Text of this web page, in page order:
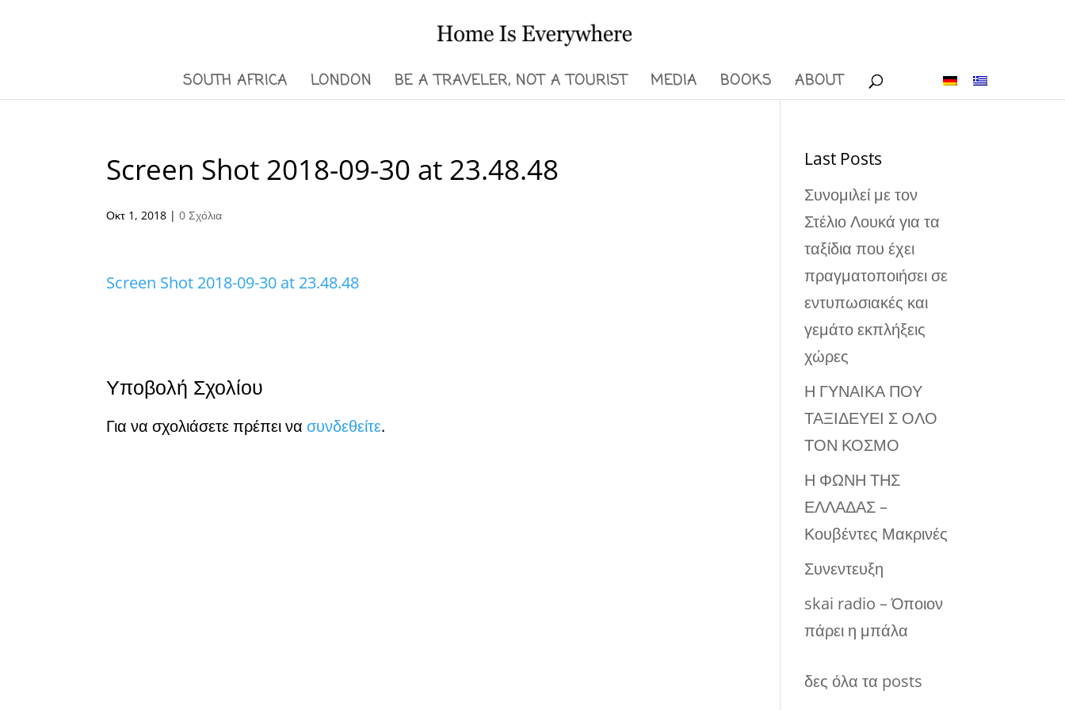
SOUTH AFRICA LONDON BE A TRAVELER, NOT A TOURIST MEDIA BOOKS ABOUT
Screen Shot 2018-09-30 at 23.48.48
Οκτ 1, 2018 |0 Σχόλια
Screen Shot 2018-09-30 at 23.48.48
Υποβολή Σχολίου
Για να σχολιάσετε πρέπει νασυνδεθείτε.
Last Posts
Συνομιλεί με τον
Στέλιο Λουκά για τα
ταξίδια που έχει
πραγματοποιήσει σε
εντυπωσιακές και
γεμάτο εκπλήξεις
χώρες
Η ΓΥΝΑΙΚΑ ΠΟΥ
ΤΑΞΙΔΕΥΕΙ Σ ΟΛΟ
ΤΟΝ ΚΟΣΜΟ
Η ΦΩΝΗ ΤΗΣ
ΕΛΛΑΔΑΣ –
Κουβέντες Μακρινές
Συνεντευξη
skai radio – Όποιον
πάρει η μπάλα
δες όλα τα posts